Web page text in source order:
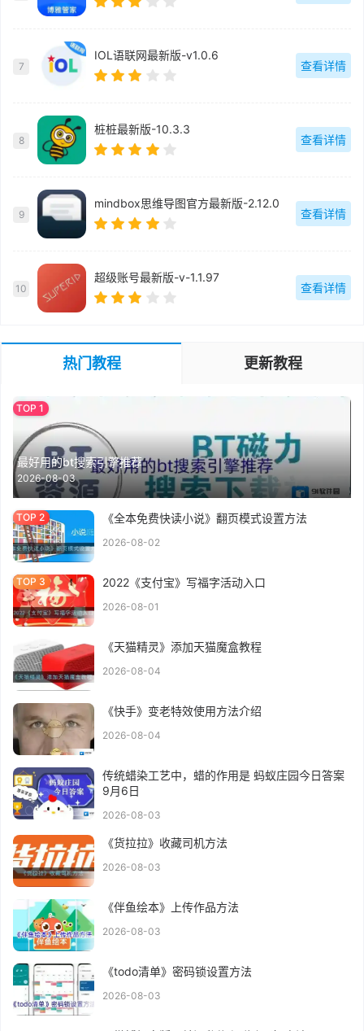
7
IOL语联网最新版-v1.0.6
查看详情
8
桩桩最新版-10.3.3
查看详情
9
mindbox思维导图官方最新版-2.12.0
查看详情
10
超级账号最新版-v-1.1.97
查看详情
热门教程 更新教程
最好用的bt搜索引擎推荐
2026-08-03
《全本免费快读小说》翻页模式设置方法
2026-08-02
2022《支付宝》写福字活动入口
2026-08-01
《天猫精灵》添加天猫魔盒教程
2026-08-04
《快手》变老特效使用方法介绍
2026-08-04
传统蜡染工艺中，蜡的作用是 蚂蚁庄园今日答案
9月6日
2026-08-03
《货拉拉》收藏司机方法
2026-08-03
《伴鱼绘本》上传作品方法
2026-08-03
《todo清单》密码锁设置方法
2026-08-03